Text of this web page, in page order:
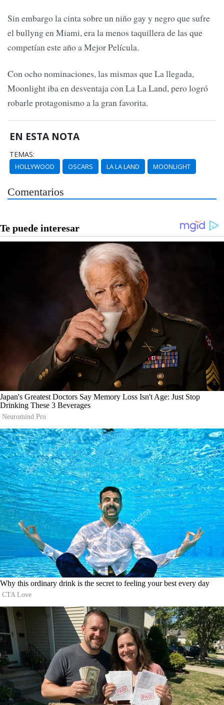
Sin embargo la cinta sobre un niño gay y negro que sufre
el bullyng en Miami, era la menos taquillera de las que
competían este año a Mejor Película.
Con ocho nominaciones, las mismas que La llegada,
Moonlight iba en desventaja con La La Land, pero logró
robarle protagonismo a la gran favorita.
EN ESTA NOTA
TEMAS:
HOLLYWOOD OSCARS LA LA LAND MOONLIGHT
Comentarios